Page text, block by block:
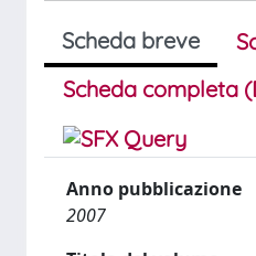
Scheda breve
Scheda completa
Anno pubblicazione
2007